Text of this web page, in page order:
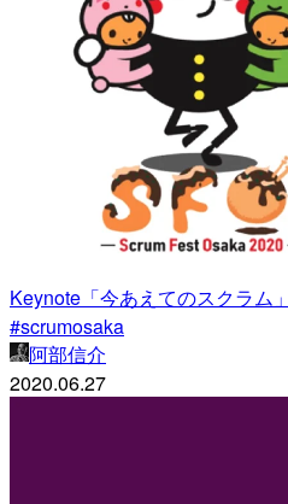
Keynote「今あえてのスクラム
#scrumosaka
阿部信介
2020.06.27